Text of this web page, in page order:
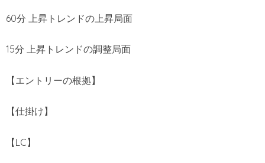
60分 上昇トレンドの上昇局面
15分 上昇トレンドの調整局面
【エントリーの根拠】
【仕掛け】
【LC】